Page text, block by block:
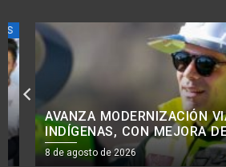
AVANZA MODERNIZACIÓN VIAL
INDÍGENAS, CON MEJORA DE
ROGELIO ZARAZÚA.<BR>
8 de agosto de 2026